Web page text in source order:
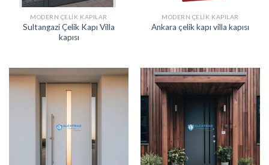
MODERN ÇELIK KAPILAR
Sultangazi Çelik Kapı Villa
kapısı
MODERN ÇELIK KAPILAR
Ankara çelik kapı villa kapısı